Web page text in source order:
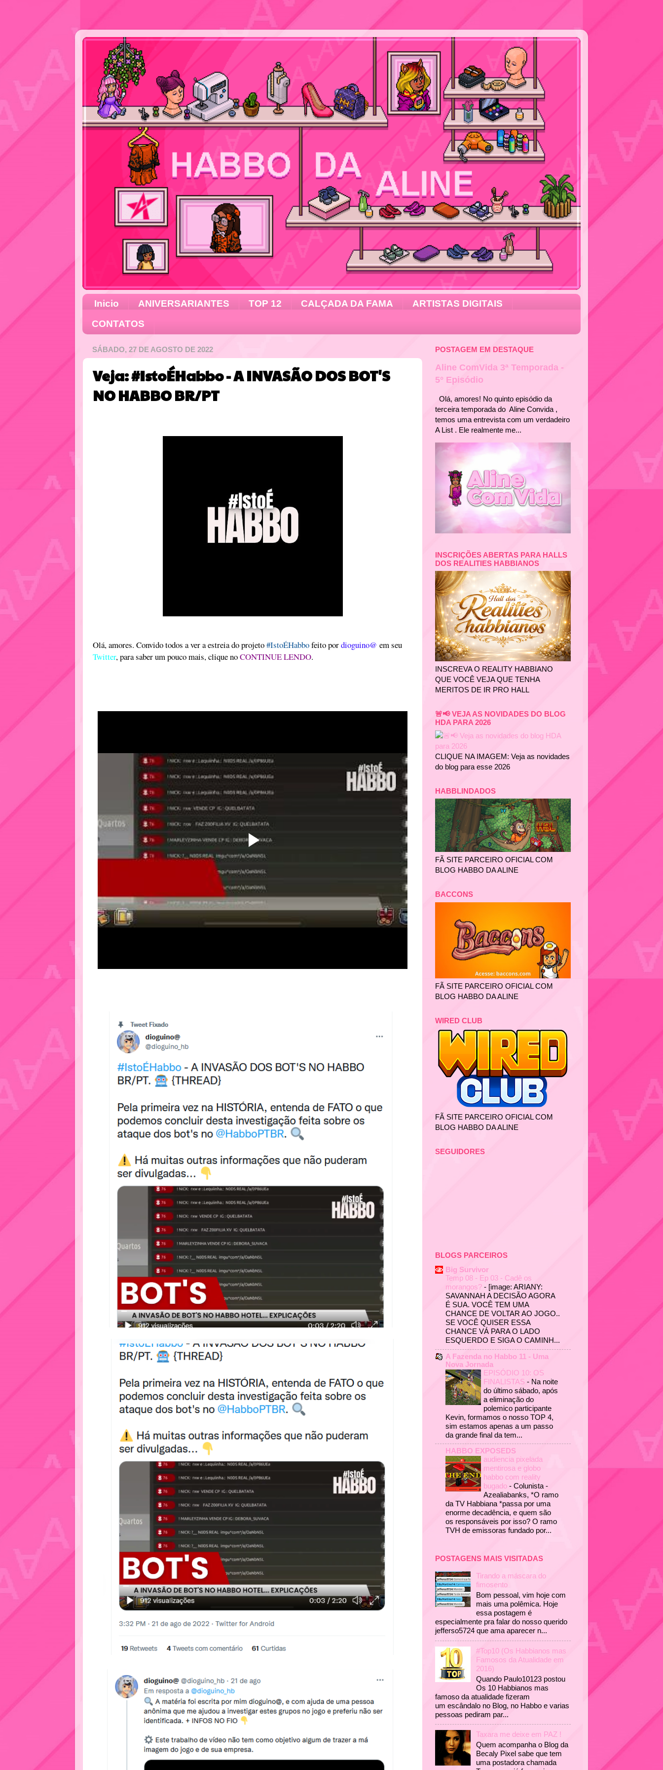
Inicio ANIVERSARIANTES TOP 12 CALÇADA DA FAMA
ARTISTAS DIGITAIS
CONTATOS
SÁBADO, 27 DE AGOSTO DE 2022
Veja: #IstoÉHabbo - A INVASÃO DOS BOT'S
NO HABBO BR/PT
Olá, amores. Convido todos a ver a estreia do projeto#IstoÉHabbofeito pordioguino@ em seu
Twitter, para saber um pouco mais, clique noCONTINUE LENDO.
POSTAGEM EM DESTAQUE
Aline ComVida 3ª Temporada -
5° Episódio
Olá, amores! No quinto episódio da
terceira temporada do Aline Convida ,
temos uma entrevista com um verdadeiro
A List . Ele realmente me...
INSCRIÇÕES ABERTAS PARA HALLS
DOS REALITIES HABBIANOS
INSCREVA O REALITY HABBIANO
QUE VOCÊ VEJA QUE TENHA
MERITOS DE IR PRO HALL
🚨📢 VEJA AS NOVIDADES DO BLOG
HDA PARA 2026
CLIQUE NA IMAGEM: Veja as novidades
do blog para esse 2026
HABBLINDADOS
FÃ SITE PARCEIRO OFICIAL COM
BLOG HABBO DA ALINE
BACCONS
FÃ SITE PARCEIRO OFICIAL COM
BLOG HABBO DA ALINE
WIRED CLUB
FÃ SITE PARCEIRO OFICIAL COM
BLOG HABBO DA ALINE
SEGUIDORES
BLOGS PARCEIROS
Big Survivor
Temp 08 - Ep 03 - Cadê os
morangos? - [image: ARIANY:
SAVANNAH A DECISÃO AGORA
É SUA. VOCÊ TEM UMA
CHANCE DE VOLTAR AO JOGO..
SE VOCÊ QUISER ESSA
CHANCE VÁ PARA O LADO
ESQUERDO E SIGA O CAMINH...
A Fazenda no Habbo 11 - Uma
Nova Jornada
EPISÓDIO 10: OS
FINALISTAS - Na noite
do último sábado, após
a eliminação do
polemico participante
Kevin, formamos o nosso TOP 4,
sim estamos apenas a um passo
da grande final da tem...
HABBO EXPOSEDS
audiencia pixelada
mentirosa e globo
habbo com reality
bugado - Colunista -
Azealiabanks, *O ramo
da TV Habbiana *passa por uma
enorme decadência, e quem são
os responsáveis por isso? O ramo
TVH de emissoras fundado por...
POSTAGENS MAIS VISITADAS
Tirando a máscara do
fimosento
Bom pessoal, vim hoje com
mais uma polêmica. Hoje
essa postagem é
especialmente pra falar do nosso querido
jefferso5724 que ama aparecer n...
#Top10 (Os Habbianos mas
Famosos da Atualidade em
2016)
Quando Paulo10123 postou
Os 10 Habbianos mas
famoso da atualidade fizeram
um escândalo no Blog, no Habbo e varias
pessoas pediram par...
Taxara me deixe em PAZ !
Quem acompanha o Blog da
Becaly Pixel sabe que tem
uma postadora chamada